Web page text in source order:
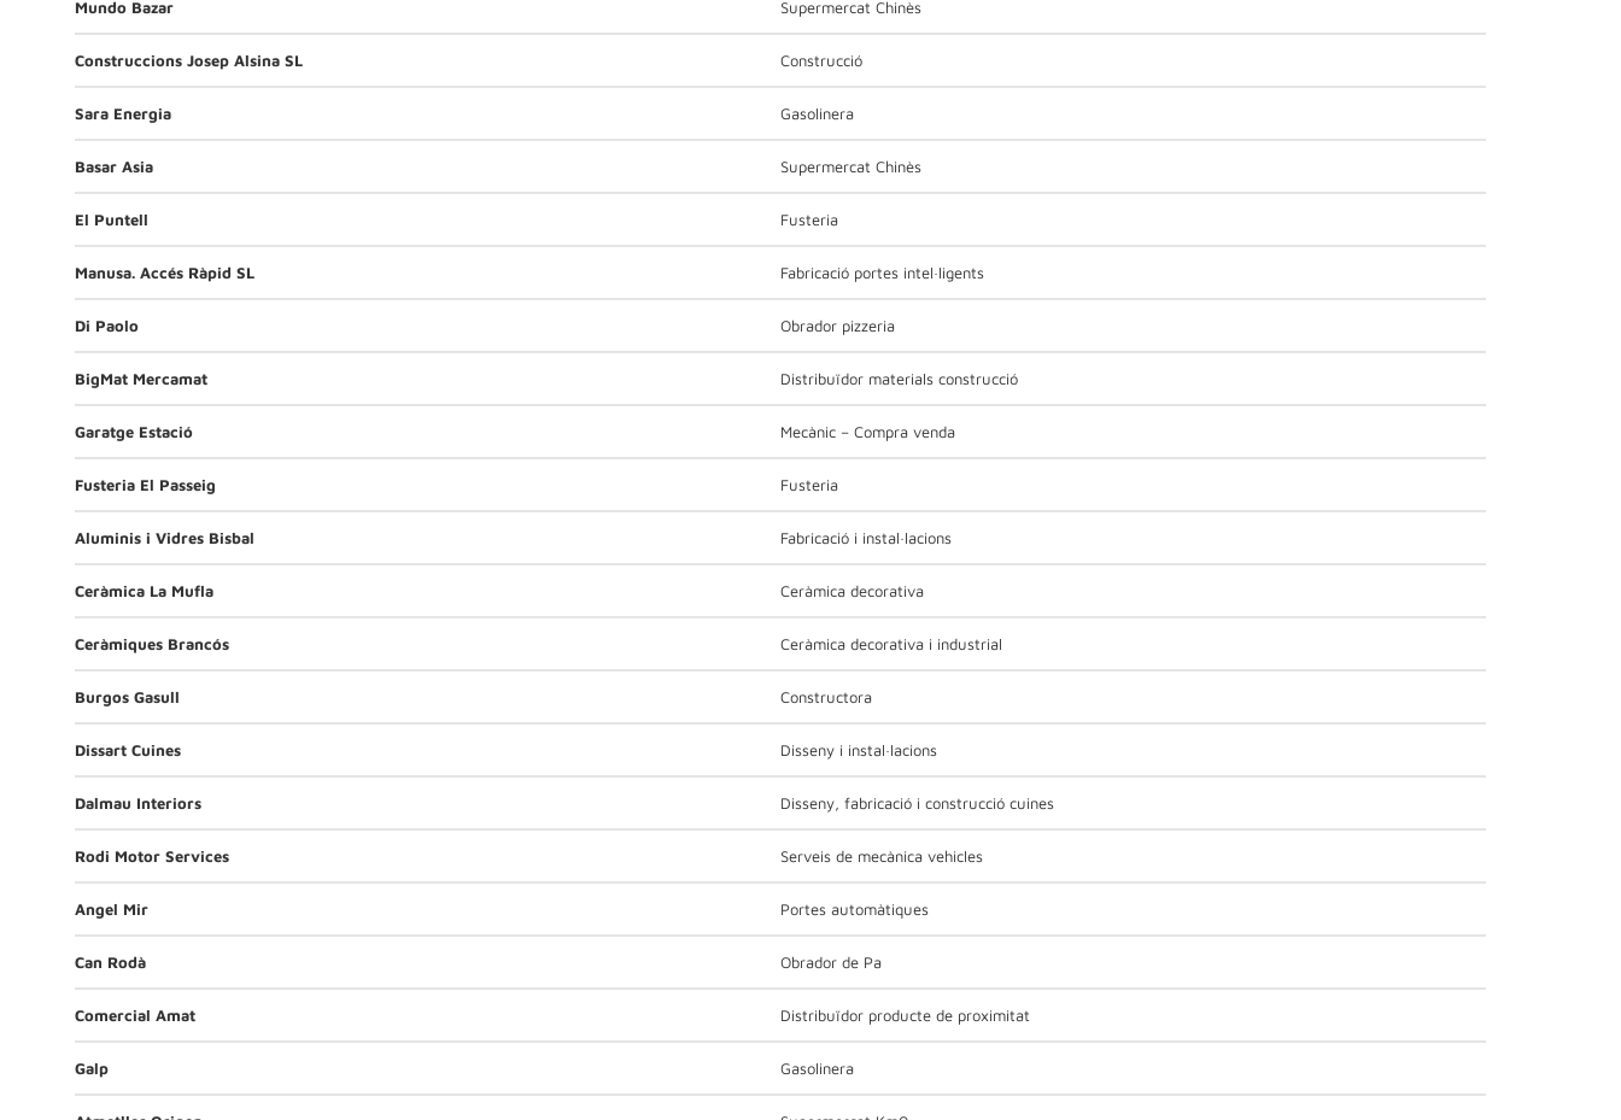
Mundo Bazar Supermercat Chinès
Construccions Josep Alsina SL Construcció
Sara Energia Gasolinera
Basar Asia Supermercat Chinès
El Puntell Fusteria
Manusa. Accés Ràpid SL Fabricació portes intel·ligents
Di Paolo Obrador pizzeria
BigMat Mercamat Distribuïdor materials construcció
Garatge Estació Mecànic – Compra venda
Fusteria El Passeig Fusteria
Aluminis i Vidres Bisbal Fabricació i instal·lacions
Ceràmica La Mufla Ceràmica decorativa
Ceràmiques Brancós Ceràmica decorativa i industrial
Burgos Gasull Constructora
Dissart Cuines Disseny i instal·lacions
Dalmau Interiors Disseny, fabricació i construcció cuines
Rodi Motor Services Serveis de mecànica vehicles
Angel Mir Portes automàtiques
Can Rodà Obrador de Pa
Comercial Amat Distribuïdor producte de proximitat
Galp Gasolinera